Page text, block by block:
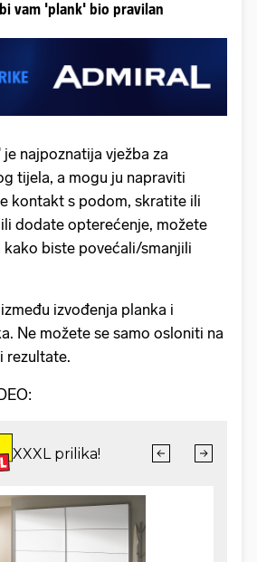
vam 'plank' bio pravilan
najpoznatija vježba za
tijela, a mogu ju napraviti
kontakt s podom, skratite ili
dodate opterećenje, možete
biste povećali/smanjili
izvođenja planka i
Ne možete se samo osloniti na
rezultate.